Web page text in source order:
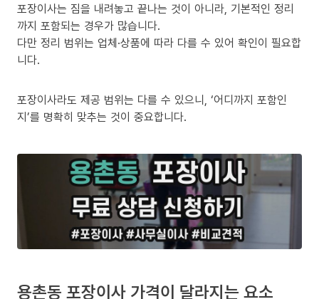
포장이사는 짐을 내려놓고 끝나는 것이 아니라, 기본적인 정리
까지 포함되는 경우가 많습니다.
다만 정리 범위는 업체·상품에 따라 다를 수 있어 확인이 필요합
니다.
포장이사라도 제공 범위는 다를 수 있으니, ‘어디까지 포함인
지’를 명확히 맞추는 것이 중요합니다.
용촌동 포장이사 가격이 달라지는 요소